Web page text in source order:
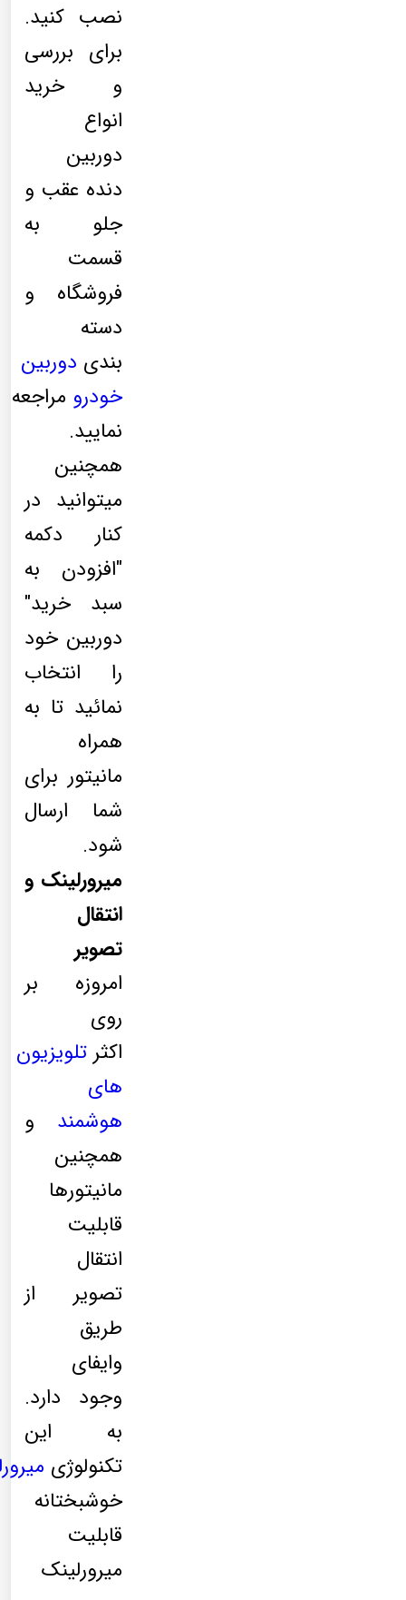
نصب کنید.
برای بررسی
و خرید
انواع
دوربین
دنده عقب و
جلو به
قسمت
فروشگاه و
دسته
بندی دوربین
خودرو مراجعه
نمایید.
همچنین
میتوانید در
کنار دکمه
"افزودن به
سبد خرید"
دوربین خود
را انتخاب
نمائید تا به
همراه
مانیتور برای
شما ارسال
شود.
میرورلینک و
انتقال
تصویر
امروزه بر
روی
اکثر تلویزیون
های
هوشمند و
همچنین
مانیتورها
قابلیت
انتقال
تصویر از
طریق
وایفای
وجود دارد.
به این
تکنولوژی
خوشبختانه
قابلیت
میرورلینک